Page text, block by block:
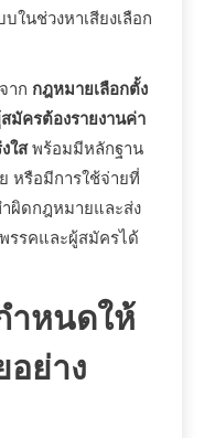
ในช่วงหาเสียงเลือก
าก กฎหมายเลือกตั้ง
มัครต้องรายงานค่า
ใสพร้อมมีหลักฐาน
หรือมีการใช้จ่ายที่
ผิดกฎหมายและส่ง
รรคและผู้สมัครได้
ำหนดให้
ย่าง